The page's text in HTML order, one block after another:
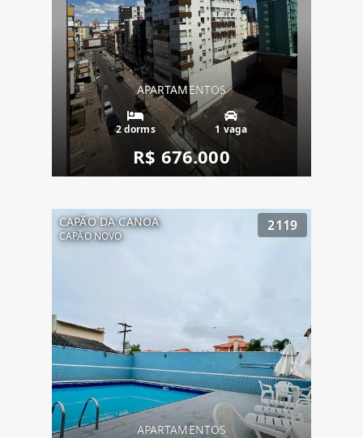
APARTAMENTOS
2 dorms 1 vaga
R$ 676.000
CAPÃO DA CANOA
CAPÃO NOVO
2119
APARTAMENTOS